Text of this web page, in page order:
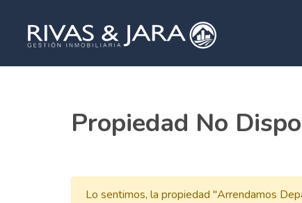
Propiedad No
Lo sentimos, la propiedad "Arrendamos